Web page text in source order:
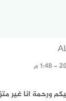
ورحمة انا غير